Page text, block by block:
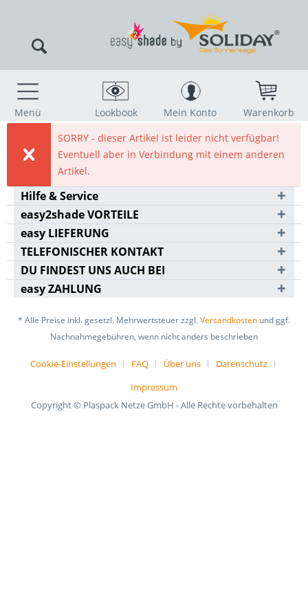
Menü Lookbook Mein Konto
Warenkorb
SORRY - dieser Artikel ist leider nicht verfügbar!
Eventuell aber in Verbindung mit einem anderen
Artikel.
Hilfe & Service
easy2shade VORTEILE
easy LIEFERUNG
TELEFONISCHER KONTAKT
DU FINDEST UNS AUCH BEI
easy ZAHLUNG
* Alle Preise inkl. gesetzl. Mehrwertsteuer zzgl.Versandkosten und ggf.
Nachnahmegebühren, wenn nicht anders beschrieben
Cookie-Einstellungen FAQ Über uns
Datenschutz
Impressum
Copyright © Plaspack Netze GmbH - Alle Rechte vorbehalten